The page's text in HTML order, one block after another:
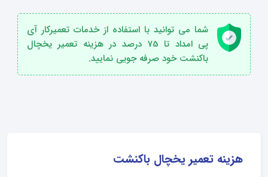
شما می توانید با استفاده از خدمات تعمیرکار آی
پی امداد تا 75 درصد در هزینه تعمیر یخچال
باکنشت خود صرفه جویی نمایید.
هزینه تعمیر یخچال باکنشت